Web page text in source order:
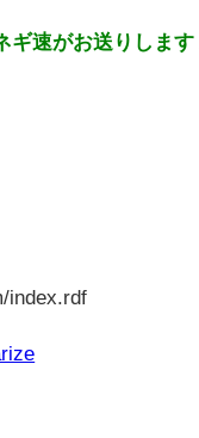
ギ速がお送りします
index.rdf